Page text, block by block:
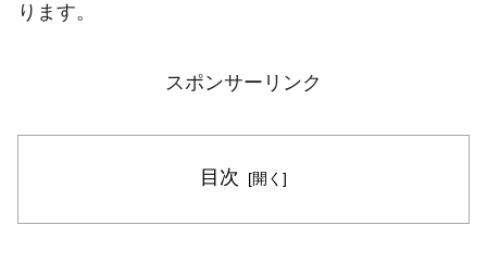
ります。
スポンサーリンク
目次